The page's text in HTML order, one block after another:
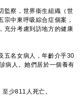
察，世界衞生組織（世
中東呼吸綜合症個案，
充分考慮到訪地方的健康
名女病人，年齡介乎30
病人。她們居於一個養有
少811人死亡。